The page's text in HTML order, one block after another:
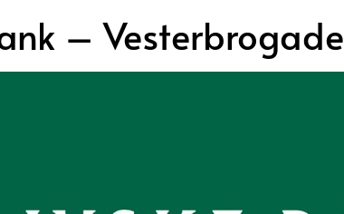
– Vesterbrogade